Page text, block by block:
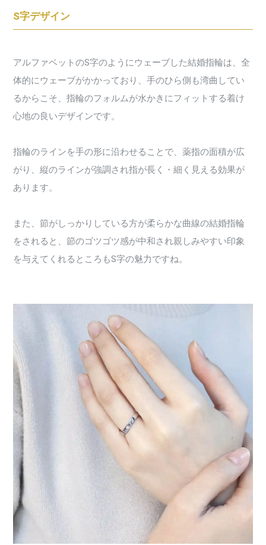
S字デザイン
アルファベットのS字のようにウェーブした結婚指輪は、全
体的にウェーブがかかっており、手のひら側も湾曲してい
るからこそ、指輪のフォルムが水かきにフィットする着け
心地の良いデザインです。
指輪のラインを手の形に沿わせることで、薬指の面積が広
がり、縦のラインが強調され指が長く・細く見える効果が
あります。
また、節がしっかりしている方が柔らかな曲線の結婚指輪
をされると、節のゴツゴツ感が中和され親しみやすい印象
を与えてくれるところもS字の魅力ですね。